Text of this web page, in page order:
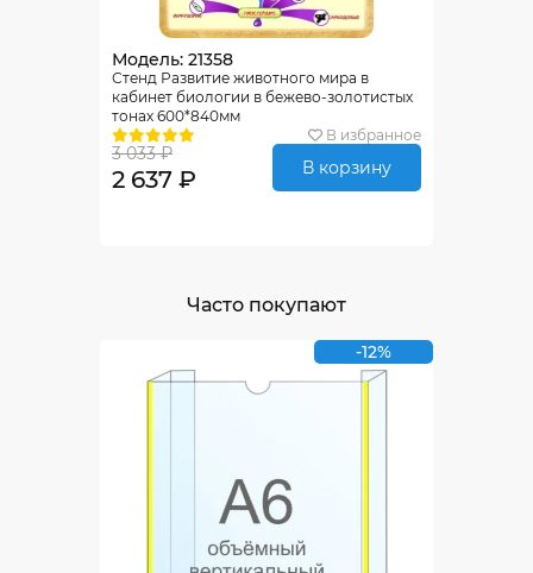
Модель: 21358
Стенд Развитие животного мира в
кабинет биологии в бежево-золотистых
тонах 600*840мм
В избранное
3 033 ₽
2 637 ₽ В корзину
Часто покупают
-12%